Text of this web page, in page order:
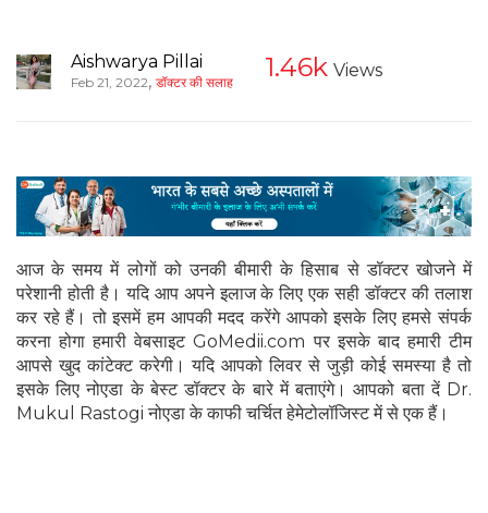
Aishwarya Pillai
Feb 21, 2022, डॉक्टर की सलाह 1.46k Views
आज के समय में लोगों को उनकी बीमारी के हिसाब से डॉक्टर खोजने में
परेशानी होती है। यदि आप अपने इलाज के लिए एक सही डॉक्टर की तलाश
कर रहे हैं। तो इसमें हम आपकी मदद करेंगे आपको इसके लिए हमसे संपर्क
करना होगा हमारी वेबसाइट GoMedii.com पर इसके बाद हमारी टीम
आपसे खुद कांटेक्ट करेगी। यदि आपको लिवर से जुड़ी कोई समस्या है तो
इसके लिए नोएडा के बेस्ट डॉक्टर के बारे में बताएंगे। आपको बता दें Dr.
Mukul Rastogi नोएडा के काफी चर्चित हेमेटोलॉजिस्ट में से एक हैं।